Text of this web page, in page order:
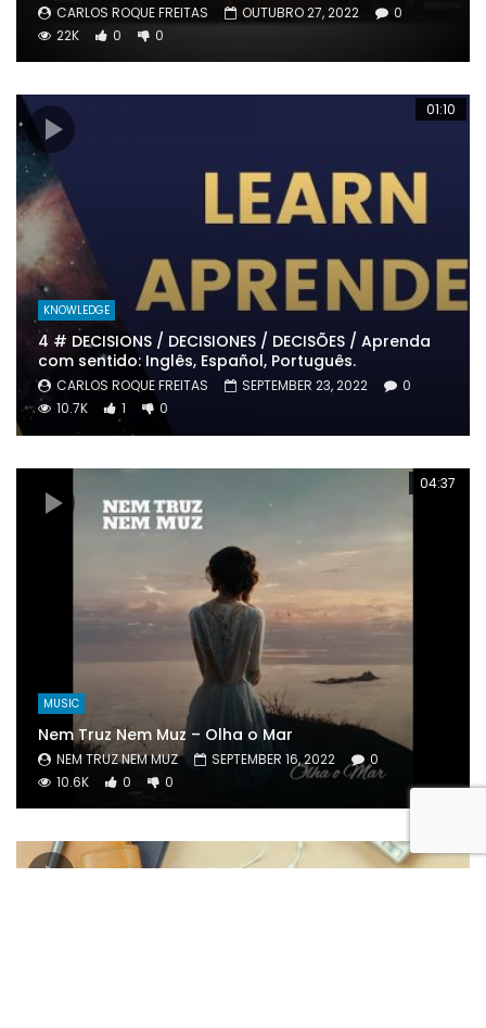
CARLOS ROQUE FREITAS OUTUBRO 27, 2022
0
22K
0 0
01:10
KNOWLEDGE
4 # DECISIONS / DECISIONES / DECISÕES / Aprenda
com sentido: Inglês, Español, Português.
CARLOS ROQUE FREITAS SEPTEMBER 23, 2022
0
10.7K
1 0
04:37
MUSIC
Nem Truz Nem Muz – Olha o Mar
NEM TRUZ NEM MUZ SEPTEMBER 16, 2022
0
10.6K
0 0